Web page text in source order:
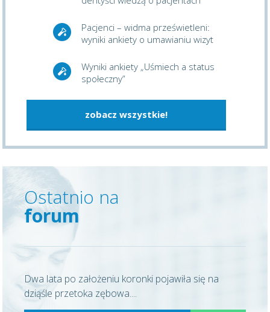
Pacjenci – widma prześwietleni:
wyniki ankiety o umawianiu wizyt
Wyniki ankiety „Uśmiech a status
społeczny”
zobacz wszystkie!
Ostatnio na
forum
Dwa lata po założeniu koronki pojawiła się na
dziąśle przetoka zębowa....